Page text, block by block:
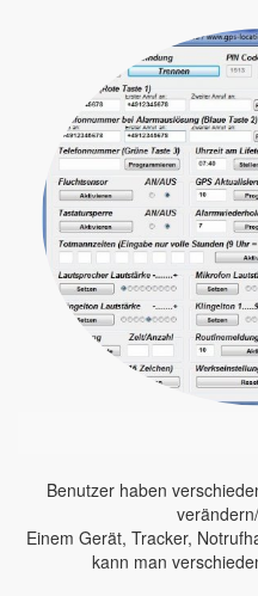
Benutzer haben
Einem Gerät, Tracker,
kann man